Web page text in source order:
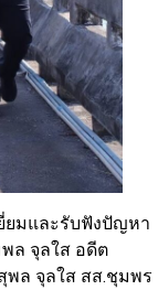
ยมและรับฟังปัญหา
ล จุลใส อดีต
พล จุลใส สส.ชุมพร